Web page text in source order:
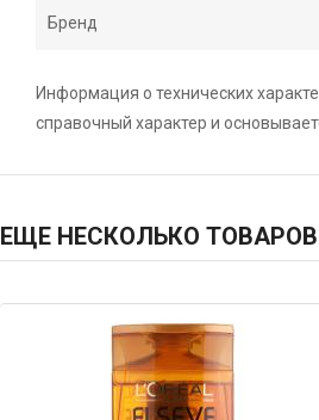
Бренд
Информация о технических
справочный характер и
ЕЩЕ НЕСКОЛЬКО
Код: 918